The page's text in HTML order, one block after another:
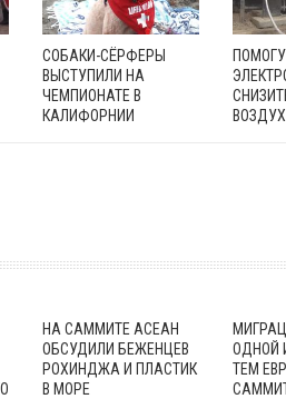
СОБАКИ-СЁРФЕРЫ
ВЫСТУПИЛИ НА
ЧЕМПИОНАТЕ В
КАЛИФОРНИИ
НА САММИТЕ АСЕАН
ОБСУДИЛИ БЕЖЕНЦЕВ
РОХИНДЖА И ПЛАСТИК
В МОРЕ
ОДНОЙ
ТЕМ